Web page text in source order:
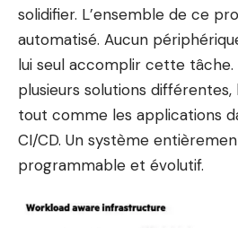
solidifier. L’ensemble de ce
automatisé. Aucun
lui seul accomplir cette tâche.
plusieurs solutions
tout comme les applications
CI/CD. Un système
programmable et évolutif.